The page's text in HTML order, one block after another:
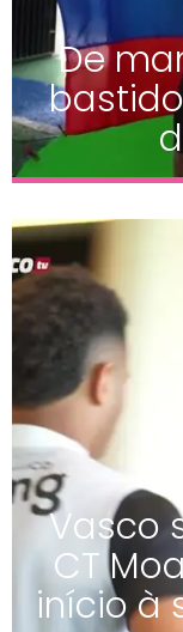
De
Vasco
CT
início à